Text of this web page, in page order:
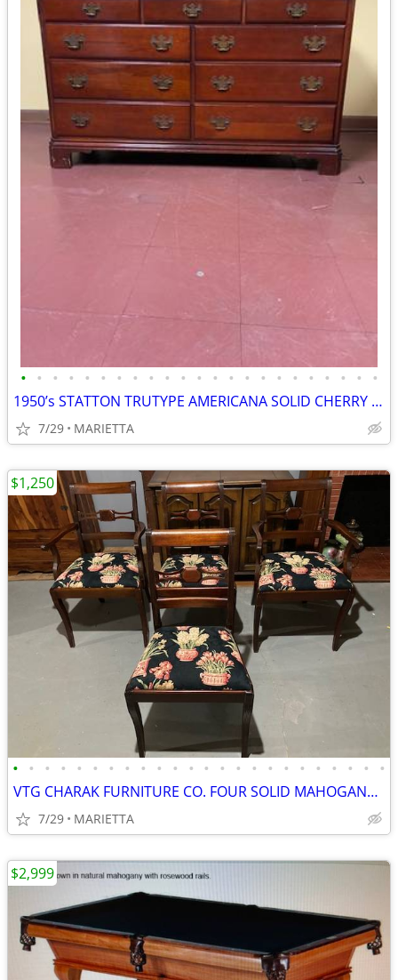
• • • • • • • • • • • • • • • • • • • • • • •
1950’s STATTON TRUTYPE AMERICANA SOLID CHERRY WOOD DRESSER, FAM. OWNER
7/29 MARIETTA
• • • • • • • • • • • • • • • • • • • • • • • •
VTG CHARAK FURNITURE CO. FOUR SOLID MAHOGANY DINING ROOM CHAIRS
7/29 MARIETTA
$1,250
$2,999